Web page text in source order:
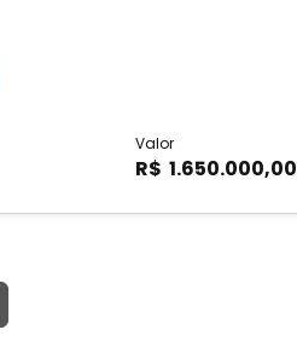
Valor
R$ 1.650.000,00